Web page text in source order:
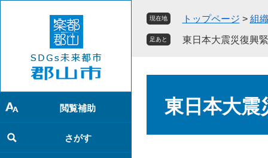
で
す
。
ば
し
て
本
文
閲覧補助
さがす
現在地 トップページ > 組
足あと 東日本大震災復興
東日本大震